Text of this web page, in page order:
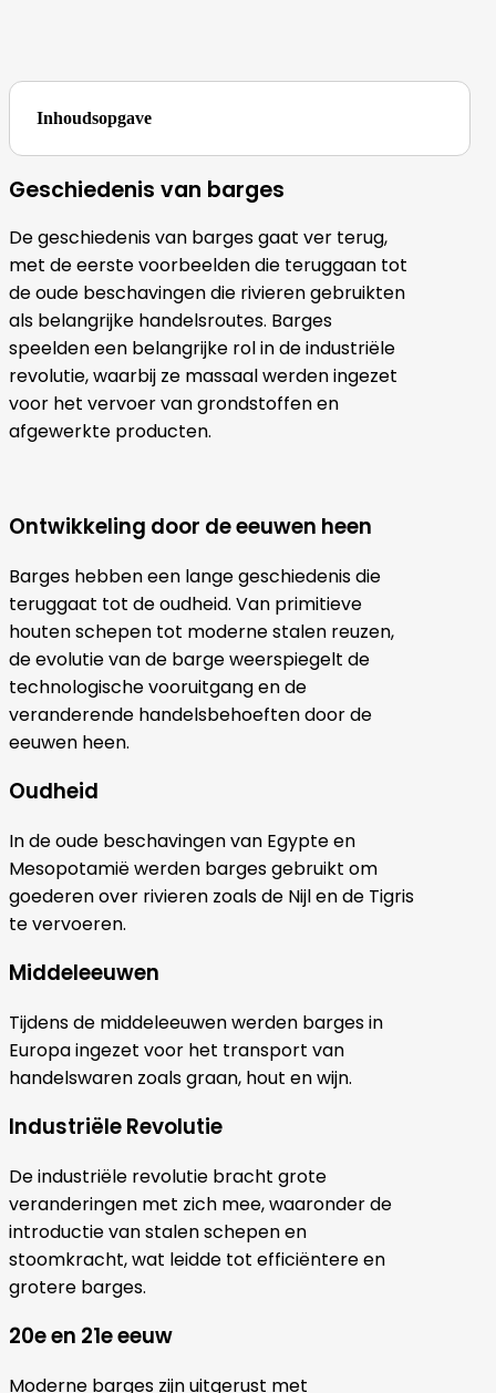
Inhoudsopgave
Geschiedenis van barges
De geschiedenis van barges gaat ver terug,
met de eerste voorbeelden die teruggaan tot
de oude beschavingen die rivieren gebruikten
als belangrijke handelsroutes. Barges
speelden een belangrijke rol in de industriële
revolutie, waarbij ze massaal werden ingezet
voor het vervoer van grondstoffen en
afgewerkte producten.
Ontwikkeling door de eeuwen heen
Barges hebben een lange geschiedenis die
teruggaat tot de oudheid. Van primitieve
houten schepen tot moderne stalen reuzen,
de evolutie van de barge weerspiegelt de
technologische vooruitgang en de
veranderende handelsbehoeften door de
eeuwen heen.
Oudheid
In de oude beschavingen van Egypte en
Mesopotamië werden barges gebruikt om
goederen over rivieren zoals de Nijl en de Tigris
te vervoeren.
Middeleeuwen
Tijdens de middeleeuwen werden barges in
Europa ingezet voor het transport van
handelswaren zoals graan, hout en wijn.
Industriële Revolutie
De industriële revolutie bracht grote
veranderingen met zich mee, waaronder de
introductie van stalen schepen en
stoomkracht, wat leidde tot efficiëntere en
grotere barges.
20e en 21e eeuw
Moderne barges zijn uitgerust met